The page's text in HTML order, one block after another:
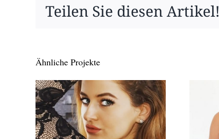
Teilen Sie diesen Artikel!
Ähnliche Projekte